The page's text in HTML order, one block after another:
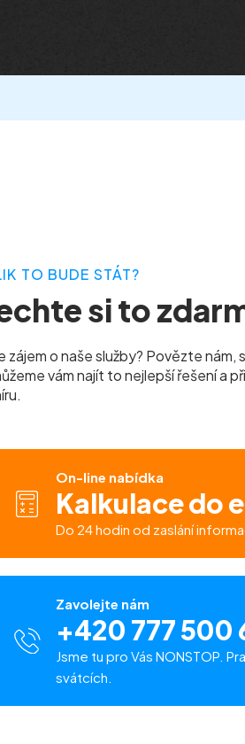
TO BUDE STÁT?
si to
zájem o naše služby? Povězte
vám najít to nejlepší řešení a
On-line nabídka
Kalkulace do
Do 24 hodin od zaslání
Zavolejte nám
+420 777 500
Jsme tu pro Vás NONSTOP.
svátcích.